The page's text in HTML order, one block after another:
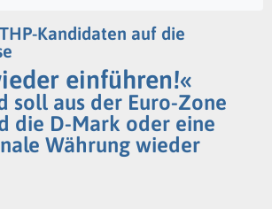
Kandidaten auf die
einführen!«
soll aus der Euro-Zone
die D-Mark oder eine
Währung wieder